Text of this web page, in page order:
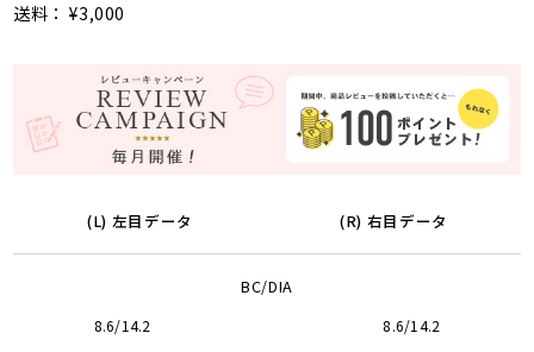
送料： ¥3,000
(L) 左目データ (R) 右目データ
BC/DIA
8.6/14.2 8.6/14.2